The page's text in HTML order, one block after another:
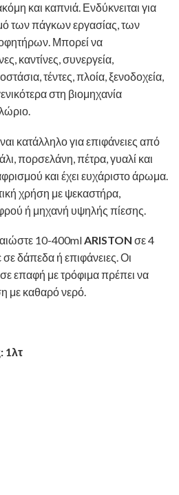
και καπνιά. Ενδύκνειται για
των πάγκων εργασίας, των
Μπορεί να
καντίνες, συνεργεία,
τέντες, πλοία, ξενοδοχεία,
στη βιομηχανία
κατάλληλο για επιφάνειες από
πορσελάνη, πέτρα, γυαλί και
και έχει ευχάριστο άρωμα.
χρήση με ψεκαστήρα,
ή μηχανή υψηλής πίεσης.
10-400mlARISTON σε 4
δάπεδα ή επιφάνειες. Οι
επαφή με τρόφιμα πρέπει να
με καθαρό νερό.
1λτ